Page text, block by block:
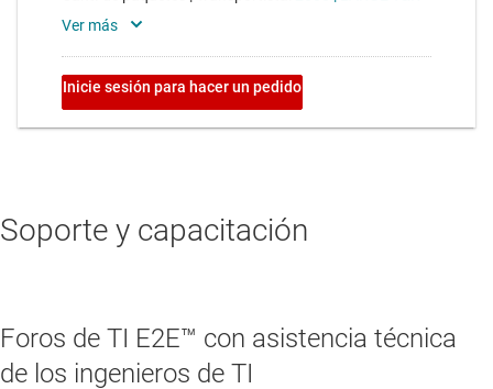
Soporte y capacitación
Foros de TI E2E™ con asistencia técnica
de los ingenieros de TI